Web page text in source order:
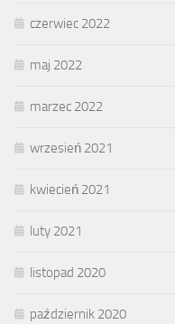
czerwiec 2022
maj 2022
marzec 2022
wrzesień 2021
kwiecień 2021
luty 2021
listopad 2020
październik 2020